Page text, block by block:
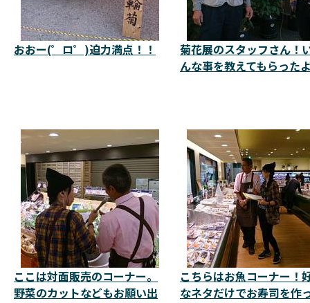
おおー(゜ロ゜)迫力満点！！
菊花展のスタッフさん！
んな事を教えてもらった
ここは対面販売のコーナー。
野菜のカットなどもお願い出
こちらはお魚コーナー！
なネタだけでお寿司を作